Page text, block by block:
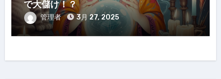
で大儲け！？
管理者 3月 27, 2025